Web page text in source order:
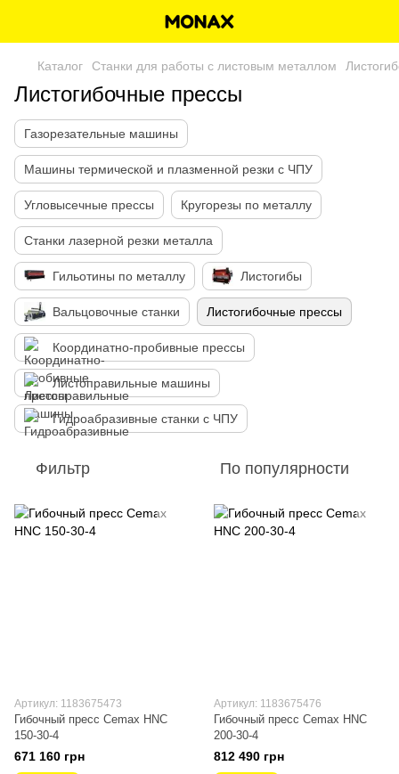
Каталог Станки для работы с листовым металлом
Листогибочные прессы
Газорезательные машины
Машины термической и плазменной резки с ЧПУ
Угловысечные прессы Кругорезы по металлу
Станки лазерной резки металла
Гильотины по металлу Листогибы
Вальцовочные станки Листогибочные прессы
Координатно-пробивные прессы
Листоправильные машины
Гидроабразивные станки с ЧПУ
Фильтр По популярности
Артикул: 1183675473
Гибочный пресс Cemax HNC
150-30-4
671 160 грн
Артикул: 1183675476
Гибочный пресс Cemax HNC
200-30-4
812 490 грн